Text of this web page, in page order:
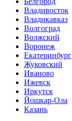
Владивосток
Владикавказ
Волгоград
Волжский
Воронеж
Екатеринбург
Жуковский
Иваново
Ижевск
Иркутск
Йошкар-Ола
Казань